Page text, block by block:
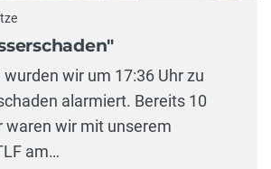
wir um 17:36 Uhr zu
alarmiert. Bereits 10
waren wir mit unserem
am…